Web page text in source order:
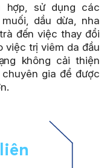
hợp, sử dụng các
dầu dừa, nha
đến việc thay đổi
việc trị viêm da đầu
không cải thiện
gia để được